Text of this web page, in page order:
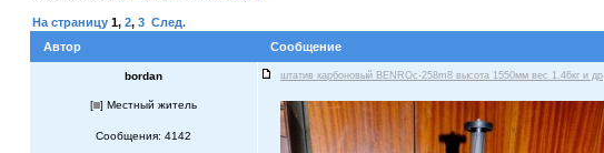
На страницу 1, 2, 3 След.
Автор
Сообщение
bordan штатив карбоновый BENROc-258m8 высота 1550мм вес 1.46кг и др
[ ] Местный житель
Сообщения: 4142